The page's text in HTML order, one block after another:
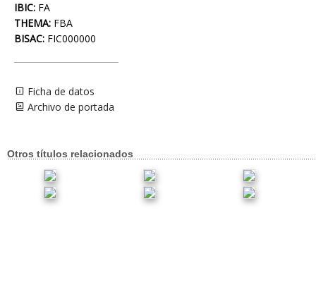
IBIC: FA
THEMA: FBA
BISAC: FIC000000
Ficha de datos
Archivo de portada
Otros títulos relacionados